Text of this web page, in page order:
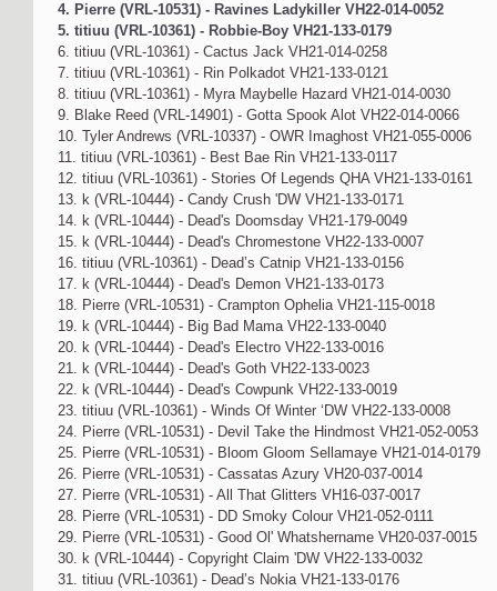
4. Pierre (VRL-10531) - Ravines Ladykiller VH22-014-0052
5. titiuu (VRL-10361) - Robbie-Boy VH21-133-0179
6. titiuu (VRL-10361) - Cactus Jack VH21-014-0258
7. titiuu (VRL-10361) - Rin Polkadot VH21-133-0121
8. titiuu (VRL-10361) - Myra Maybelle Hazard VH21-014-0030
9. Blake Reed (VRL-14901) - Gotta Spook Alot VH22-014-0066
10. Tyler Andrews (VRL-10337) - OWR Imaghost VH21-055-0006
11. titiuu (VRL-10361) - Best Bae Rin VH21-133-0117
12. titiuu (VRL-10361) - Stories Of Legends QHA VH21-133-0161
13. k (VRL-10444) - Candy Crush 'DW VH21-133-0171
14. k (VRL-10444) - Dead's Doomsday VH21-179-0049
15. k (VRL-10444) - Dead's Chromestone VH22-133-0007
16. titiuu (VRL-10361) - Dead’s Catnip VH21-133-0156
17. k (VRL-10444) - Dead's Demon VH21-133-0173
18. Pierre (VRL-10531) - Crampton Ophelia VH21-115-0018
19. k (VRL-10444) - Big Bad Mama VH22-133-0040
20. k (VRL-10444) - Dead's Electro VH22-133-0016
21. k (VRL-10444) - Dead's Goth VH22-133-0023
22. k (VRL-10444) - Dead's Cowpunk VH22-133-0019
23. titiuu (VRL-10361) - Winds Of Winter ‘DW VH22-133-0008
24. Pierre (VRL-10531) - Devil Take the Hindmost VH21-052-0053
25. Pierre (VRL-10531) - Bloom Gloom Sellamaye VH21-014-0179
26. Pierre (VRL-10531) - Cassatas Azury VH20-037-0014
27. Pierre (VRL-10531) - All That Glitters VH16-037-0017
28. Pierre (VRL-10531) - DD Smoky Colour VH21-052-0111
29. Pierre (VRL-10531) - Good Ol' Whatshername VH20-037-0015
30. k (VRL-10444) - Copyright Claim 'DW VH22-133-0032
31. titiuu (VRL-10361) - Dead’s Nokia VH21-133-0176